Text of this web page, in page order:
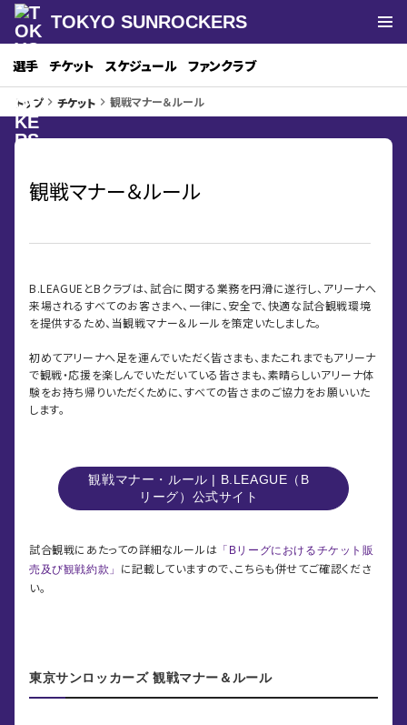
TOKYO SUNROCKERS
選手 チケット スケジュール ファンクラブ
トップkeyboard_arrow_right チケット keyboard_arrow_right 観戦マナー＆ルール
観戦マナー＆ルール
B.LEAGUEとBクラブは、試合に関する業務を円滑に遂行し、アリーナへ
来場されるすべてのお客さまへ、一律に、安全で、快適な試合観戦環境
を提供するため、当観戦マナー＆ルールを策定いたしました。
初めてアリーナへ足を運んでいただく皆さまも、またこれまでもアリーナ
で観戦・応援を楽しんでいただいている皆さまも、素晴らしいアリーナ体
験をお持ち帰りいただくために、すべての皆さまのご協力をお願いいた
します。
観戦マナー・ルール | B.LEAGUE（B
リーグ）公式サイト
試合観戦にあたっての詳細なルールは 「Bリーグにおけるチケット販
売及び観戦約款」 に記載していますので、こちらも併せてご確認くださ
い。
東京サンロッカーズ 観戦マナー＆ルール